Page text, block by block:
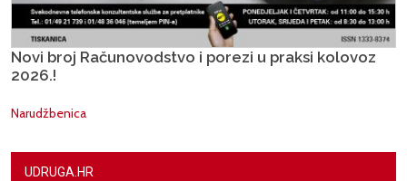
Novi broj Računovodstvo i porezi u praksi kolovoz
2026.!
Narudžbenica
UDRUGA.HR